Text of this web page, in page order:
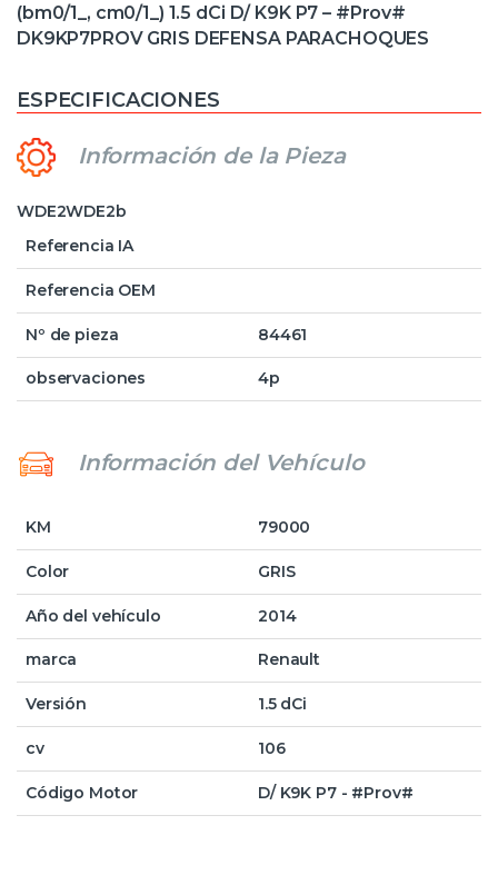
(bm0/1_, cm0/1_) 1.5 dCi D/ K9K P7 – #Prov#
DK9KP7PROV GRIS DEFENSA PARACHOQUES
ESPECIFICACIONES
Información de la Pieza
WDE2WDE2b
Referencia IA
Referencia OEM
Nº de pieza 84461
observaciones 4p
Información del Vehículo
KM 79000
Color GRIS
Año del vehículo 2014
marca Renault
Versión 1.5 dCi
cv 106
Código Motor D/ K9K P7 - #Prov#